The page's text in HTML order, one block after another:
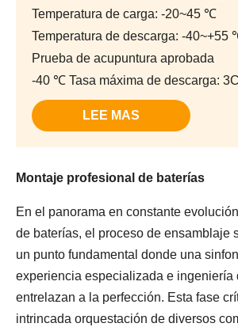
Temperatura de carga: -20~45 ℃
Temperatura de descarga: -40~+55
Prueba de acupuntura aprobada
-40 ℃ Tasa máxima de descarga: 3C
LEE MAS
Montaje profesional de baterías
En el panorama en constante
de baterías, el proceso de ensamblaje
un punto fundamental donde una
experiencia especializada e ingeniería
entrelazan a la perfección. Esta fase
intrincada orquestación de diversos